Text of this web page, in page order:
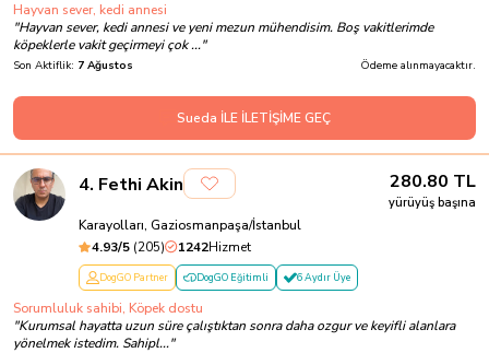
Hayvan sever, kedi annesi
"Hayvan sever, kedi annesi ve yeni mezun mühendisim. Boş vakitlerimde
köpeklerle vakit geçirmeyi çok ..."
Son Aktiflik: 7 Ağustos Ödeme alınmayacaktır.
Sueda İLE İLETİŞİME GEÇ
4. Fethi Akin 280.80 TL
yürüyüş başına
Karayolları, Gaziosmanpaşa/İstanbul
4.93/5 (205) 1242Hizmet
DogGO Partner DogGO Eğitimli 6 Aydır Üye
Sorumluluk sahibi, Köpek dostu
"Kurumsal hayatta uzun süre çalıştıktan sonra daha ozgur ve keyifli alanlara
yönelmek istedim. Sahipl..."